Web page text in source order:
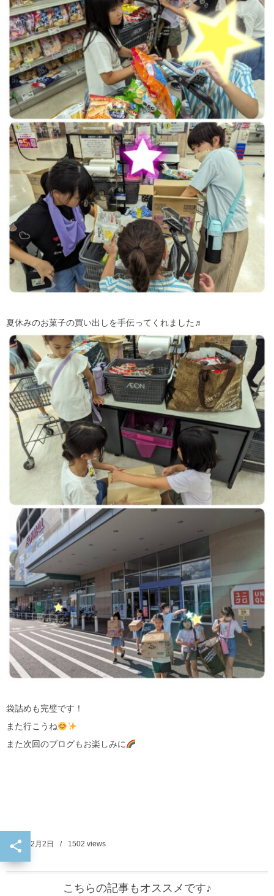
夏休みのお菓子の買い出しを手伝ってくれました♬
袋詰めも完璧です！
また行こうね
また次回のブログもお楽しみに
2024年2月2日 1502 views
こちらの記事もオススメです♪